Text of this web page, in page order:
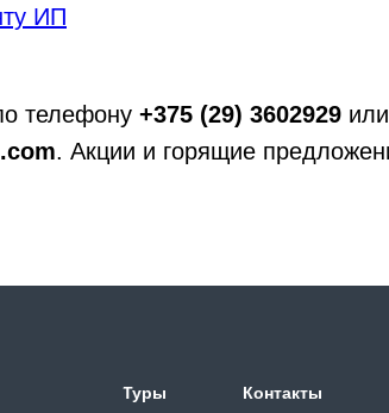
ИП
телефону +375 (29) 3602929
. Акции и горящие
Туры Контакты